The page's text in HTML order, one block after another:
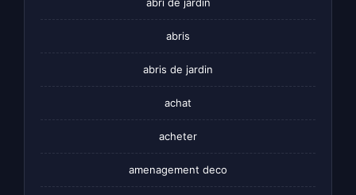
abris
abris de jardin
achat
acheter
amenagement deco